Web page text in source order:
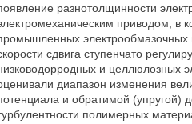
разнотолщинности
приводом, в
электрообмазочных
сдвига ступенчато
и целлюлозных
диапазон изменения
и обратимой (упругой)
полимерных